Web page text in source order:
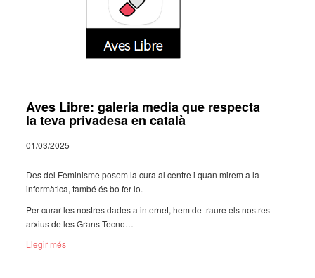
Aves Libre: galeria media que respecta
la teva privadesa en català
01/03/2025
Des del Femi­nisme posem la cura al centre i quan mirem a la
infor­mà­tica, també és bo fer-lo.
Per curar les nostres dades a inter­net, hem de traure els nostres
arxius de les Grans Tecno­…
Llegir més